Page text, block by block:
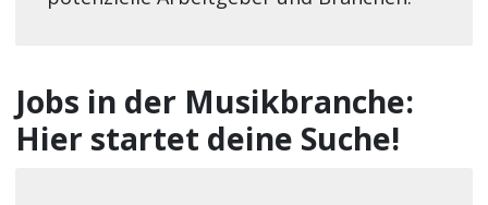
Jobs in der Musikbranche:
Hier startet deine Suche!